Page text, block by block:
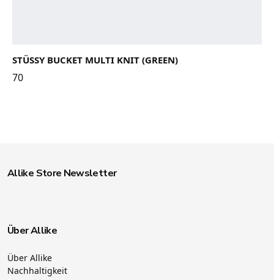
STÜSSY BUCKET MULTI KNIT (GREEN)
70
Allike Store Newsletter
Über Allike
Über Allike
Nachhaltigkeit